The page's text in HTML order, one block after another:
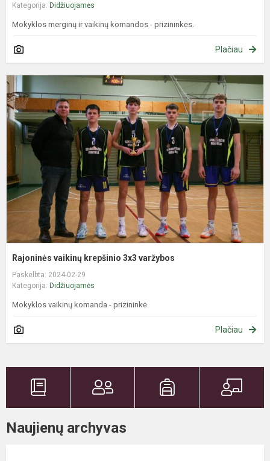
Kategorija: Didžiuojamės
Mokyklos merginų ir vaikinų komandos - prizininkės.
Plačiau
Rajoninės vaikinų krepšinio 3x3 varžybos
Paskelbta: 2024-02-29
Kategorija: Didžiuojamės
Mokyklos vaikinų komanda - prizininkė.
Plačiau
Naujienų archyvas